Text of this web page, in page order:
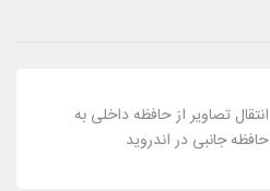
انتقال تصاویر از حافظه داخلی به
حافظه جانبی در اندروید